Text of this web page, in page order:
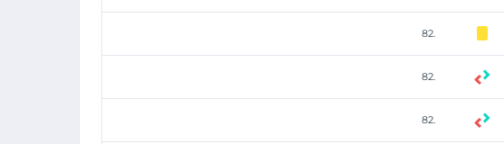
82.
82.
82.